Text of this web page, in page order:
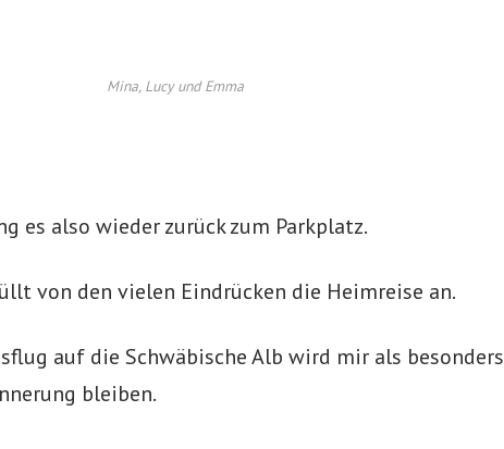
Mina, Lucy und Emma
es also wieder zurück zum Parkplatz.
von den vielen Eindrücken die Heimreise an.
auf die Schwäbische Alb wird mir als besonders
bleiben.